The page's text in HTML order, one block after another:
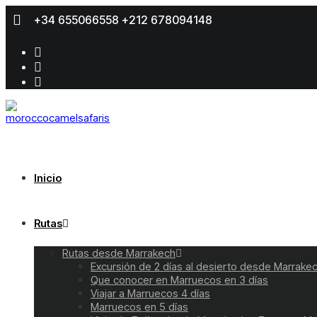
+34 655066558 +212 678094148
Inicio
Rutas
Rutas desde Marrakech
Excursión de 2 días al desierto desde
Que conocer en Marruecos en 3 días
Viajar a Marruecos 4 días
Marruecos en 5 días